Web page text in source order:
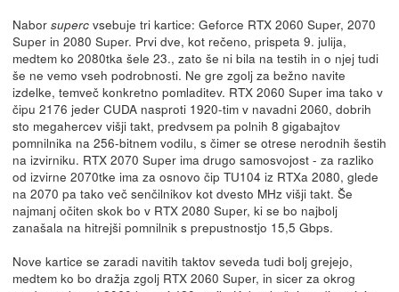
Nabor supercvsebuje tri kartice: Geforce RTX 2060 Super, 2070
Super in 2080 Super. Prvi dve, kot rečeno, prispeta 9. julija,
medtem ko 2080tka šele 23., zato še ni bila na testih in o njej tudi
še ne vemo vseh podrobnosti. Ne gre zgolj za bežno navite
izdelke, temveč konkretno pomladitev. RTX 2060 Super ima tako v
čipu 2176 jeder CUDA nasproti 1920-tim v navadni 2060, dobrih
sto megahercev višji takt, predvsem pa polnih 8 gigabajtov
pomnilnika na 256-bitnem vodilu, s čimer se otrese nerodnih šestih
na izvirniku. RTX 2070 Super ima drugo samosvojost - za razliko
od izvirne 2070tke ima za osnovo čip TU104 iz RTXa 2080, glede
na 2070 pa tako več senčilnikov kot dvesto MHz višji takt. Še
najmanj očiten skok bo v RTX 2080 Super, ki se bo najbolj
zanašala na hitrejši pomnilnik s prepustnostjo 15,5 Gbps.
Nove kartice se zaradi navitih taktov seveda tudi bolj grejejo,
medtem ko bo dražja zgolj RTX 2060 Super, in sicer za okrog